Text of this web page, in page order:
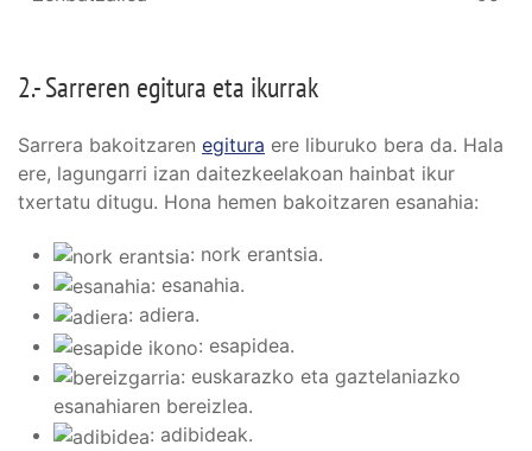
2.- Sarreren egitura eta ikurrak
Sarrera bakoitzaren egitura ere liburuko bera da. Hala
ere, lagungarri izan daitezkeelakoan hainbat ikur
txertatu ditugu. Hona hemen bakoitzaren esanahia:
: nork erantsia.
: esanahia.
: adiera.
: esapidea.
: euskarazko eta gaztelaniazko
esanahiaren bereizlea.
: adibideak.